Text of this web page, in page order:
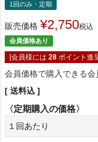
1回のみ・定期
販売価格 ¥2,750税込
会員価格あり
[会員様には 28 ポイント進
会員価格で購入できる会
送料込
１回あたり